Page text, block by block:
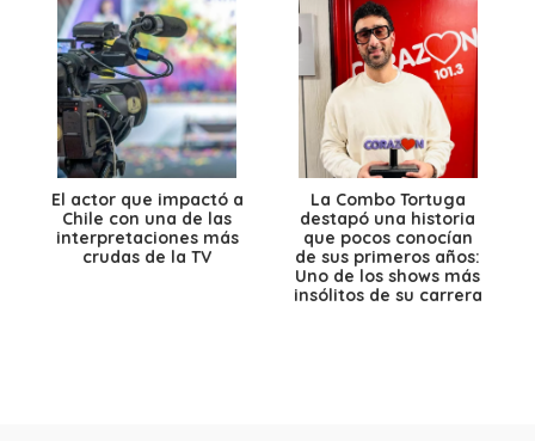
El actor que impactó a
Chile con una de las
interpretaciones más
crudas de la TV
La Combo Tortuga
destapó una historia
que pocos conocían
de sus primeros años:
Uno de los shows más
insólitos de su carrera